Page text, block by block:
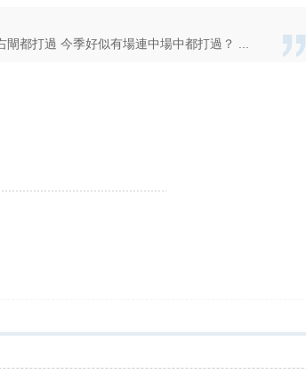
都打過 今季好似有場連中場中都打過？ ...